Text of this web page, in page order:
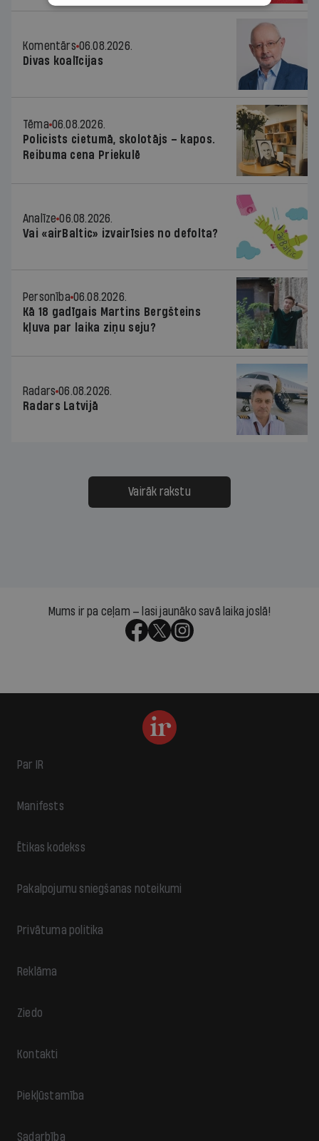
Komentārs 06.08.2026.
Divas koalīcijas
Tēma 06.08.2026.
Policists cietumā, skolotājs – kapos.
Reibuma cena Priekulē
Analīze 06.08.2026.
Vai «airBaltic» izvairīsies no defolta?
Personība 06.08.2026.
Kā 18 gadīgais Martins Bergšteins
kļuva par laika ziņu seju?
Radars 06.08.2026.
Radars Latvijā
Vairāk rakstu
Mums ir pa ceļam — lasi jaunāko savā laika joslā!
Par IR
Manifests
Ētikas kodekss
Pakalpojumu sniegšanas noteikumi
Privātuma politika
Reklāma
Ziedo
Kontakti
Piekļūstamība
Sadarbība